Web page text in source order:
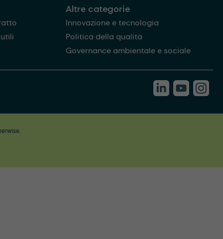
Altre categorie
Innovazione e tecnologia
Politica della qualità
Governance ambientale e sociale